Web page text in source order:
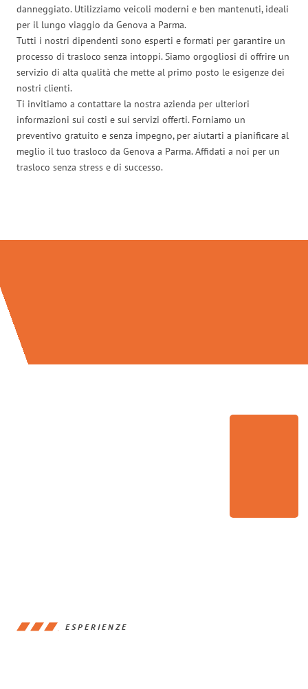
danneggiato. Utilizziamo veicoli moderni e ben mantenuti, ideali
per il lungo viaggio da Genova a Parma.
Tutti i nostri dipendenti sono esperti e formati per garantire un
processo di trasloco senza intoppi. Siamo orgogliosi di offrire un
servizio di alta qualità che mette al primo posto le esigenze dei
nostri clienti.
Ti invitiamo a contattare la nostra azienda per ulteriori
informazioni sui costi e sui servizi offerti. Forniamo un
preventivo gratuito e senza impegno, per aiutarti a pianificare al
meglio il tuo trasloco da Genova a Parma. Affidati a noi per un
trasloco senza stress e di successo.
ESPERIENZE